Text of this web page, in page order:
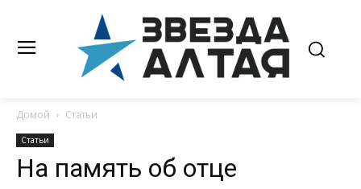
Домой Статьи
Статьи
На память об отце